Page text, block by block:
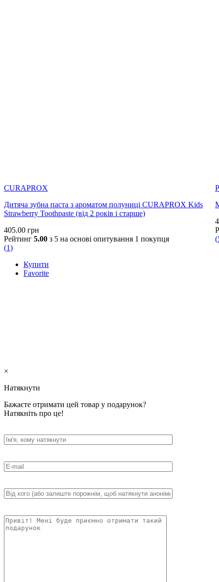
CURAPROX
Дитяча зубна паста з ароматом полуниці CURAPROX Kids
Strawberry Toothpaste (від 2 років і старше)
405.00 грн
Рейтинг 5.00 з 5 на основі опитування 1 покупця
(1)
Купити
Favorite
(
×
Натякнути
Бажаєте отримати цей товар у подарунок?
Натякніть про це!